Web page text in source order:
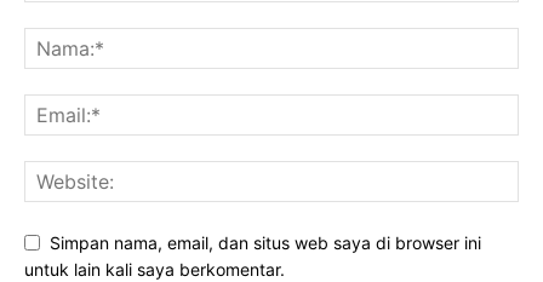
Simpan nama, email, dan situs web saya di browser ini
untuk lain kali saya berkomentar.